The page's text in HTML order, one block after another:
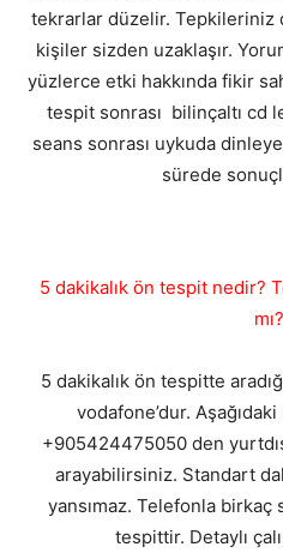
tekrarlar düzelir. Tepkileriniz
kişiler sizden uzaklaşır.
yüzlerce etki hakkında fikir
tespit sonrası bilinçaltı cd
seans sonrası uykuda
sürede
5 dakikalık ön tespit nedir?
mı?
5 dakikalık ön tespitte
vodafone’dur.
+905424475050 den
arayabilirsiniz. Standart
yansımaz. Telefonla birkaç
tespittir. Detaylı